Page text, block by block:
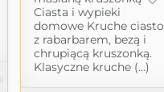
Ciasta i wypieki
domowe Kruche ciasto
z rabarbarem, bezą i
chrupiącą kruszonką.
Klasyczne kruche (...)